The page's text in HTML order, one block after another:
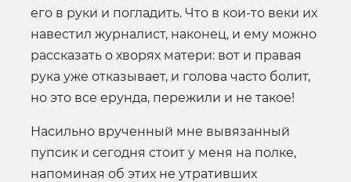
его в руки и погладить. Что в кои-то веки их
навестил журналист, наконец, и ему можно
рассказать о хворях матери: вот и правая
рука уже отказывает, и голова часто болит,
но это все ерунда, пережили и не такое!
Насильно врученный мне вывязанный
пупсик и сегодня стоит у меня на полке,
напоминая об этих не утративших